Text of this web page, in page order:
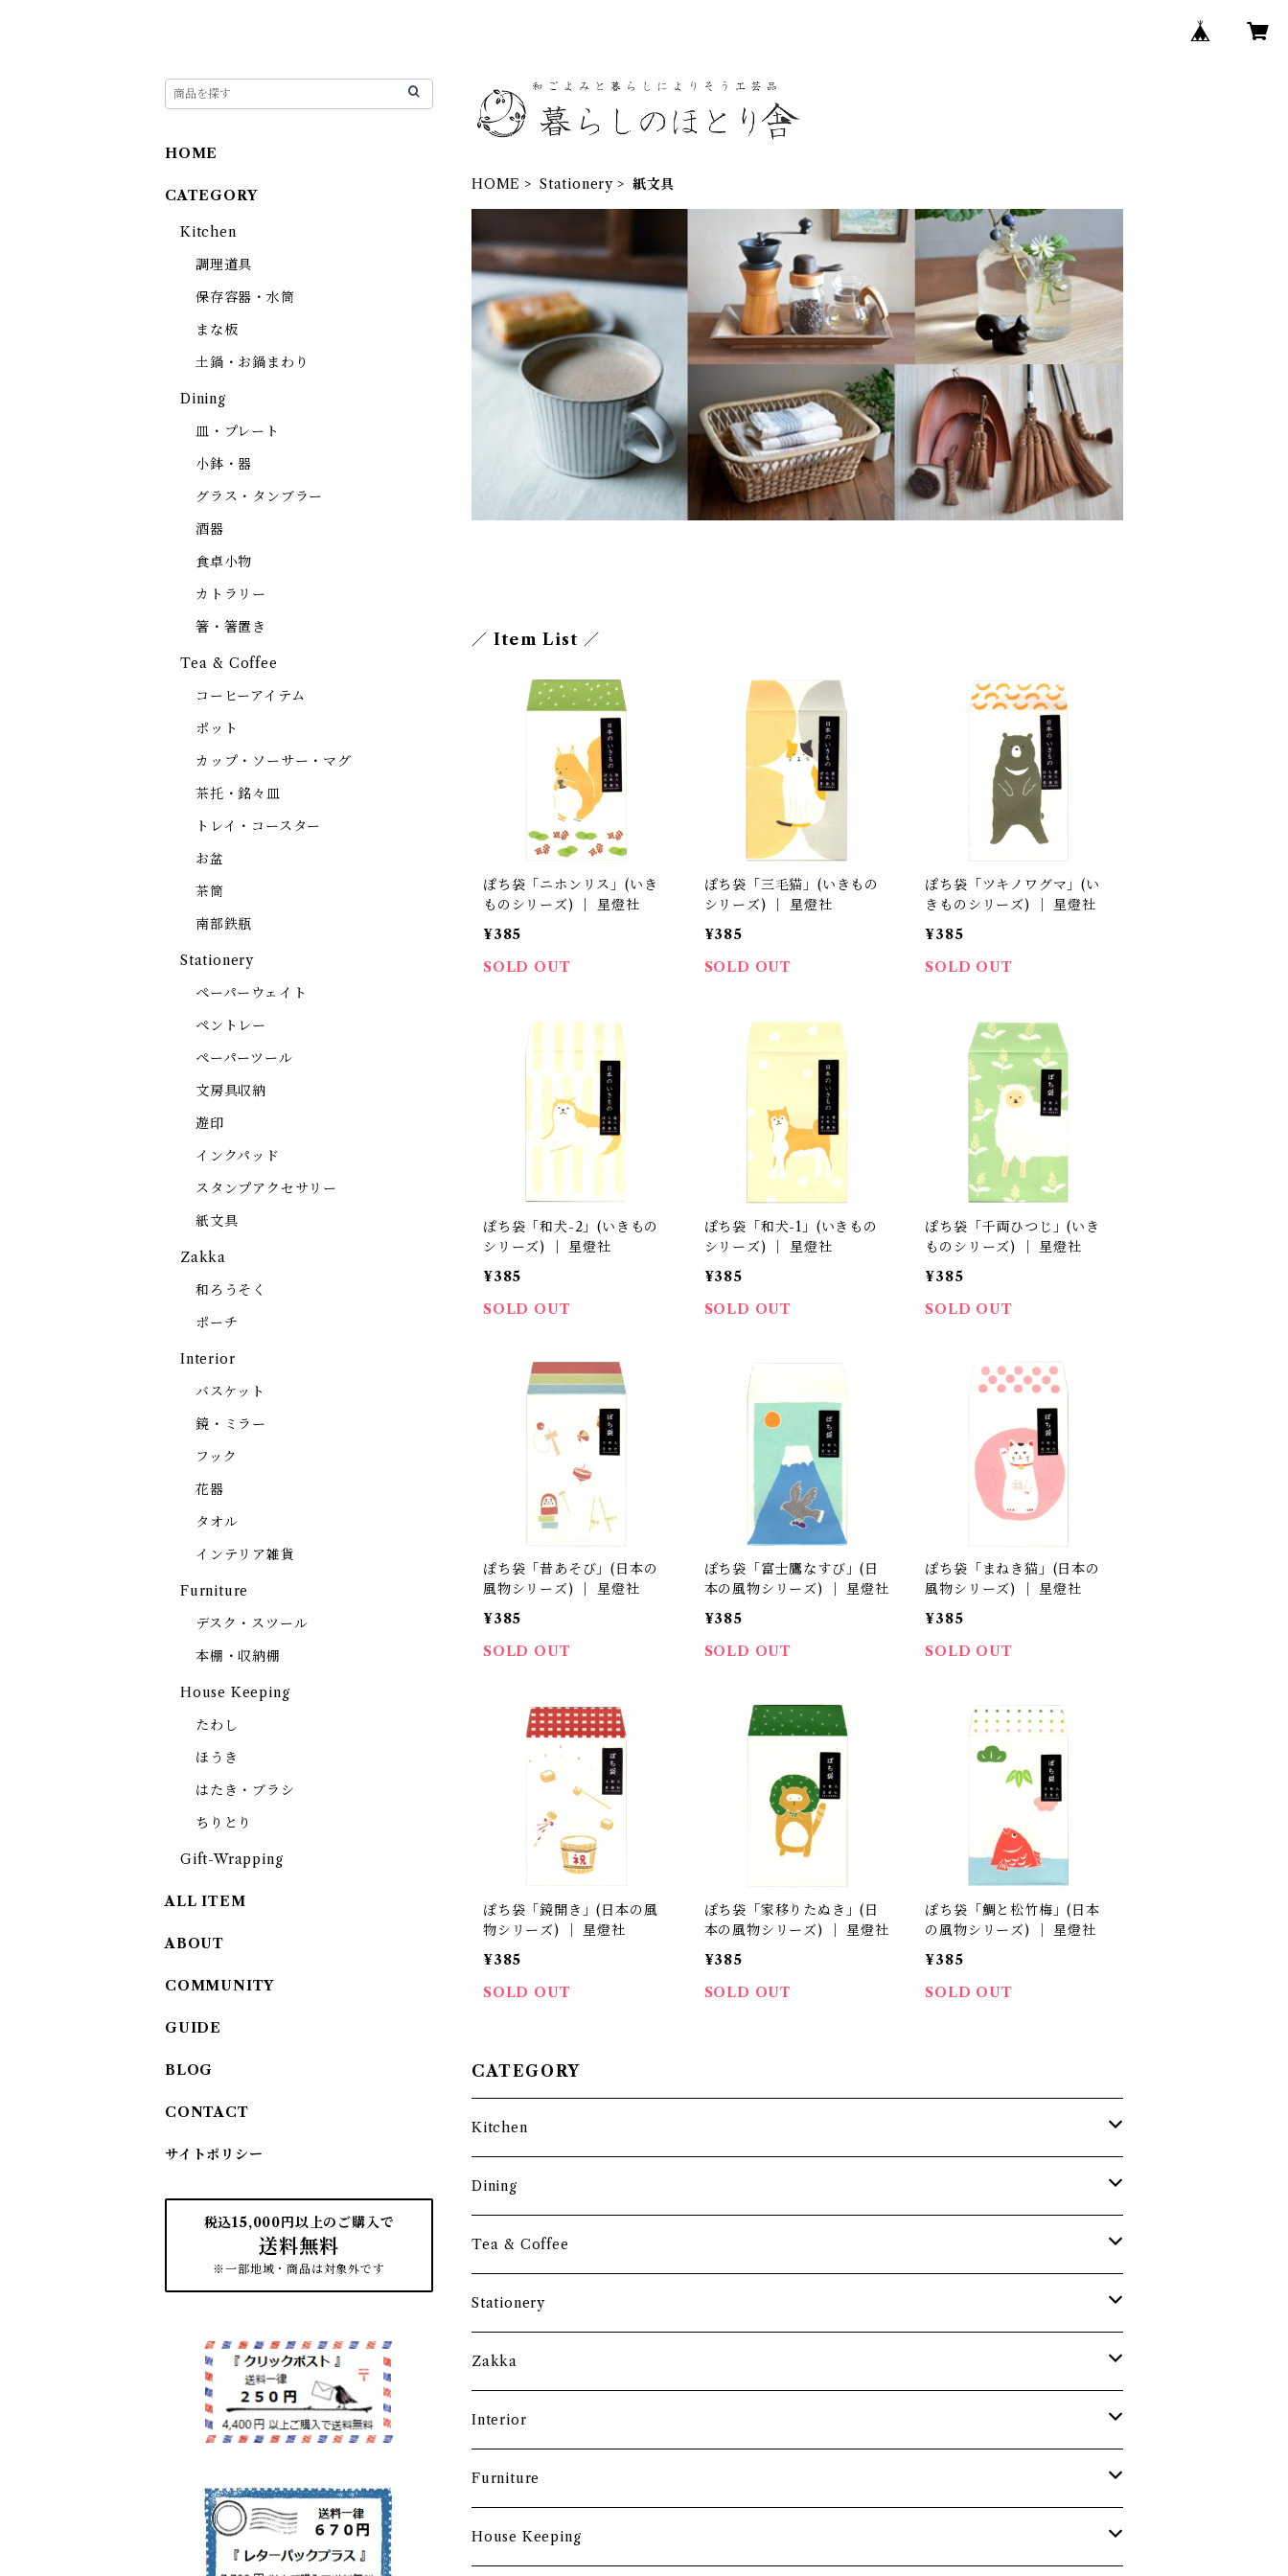
HOME Stationery 紙文具
／ Item List ／
ぽち袋「ニホンリス」(いき
ものシリーズ) ｜ 星燈社
¥385
SOLD OUT
ぽち袋「三毛猫」(いきもの
シリーズ) ｜ 星燈社
¥385
SOLD OUT
ぽち袋「ツキノワグマ」(い
きものシリーズ) ｜ 星燈社
¥385
SOLD OUT
ぽち袋「和犬-2」(いきもの
シリーズ) ｜ 星燈社
¥385
SOLD OUT
ぽち袋「和犬-1」(いきもの
シリーズ) ｜ 星燈社
¥385
SOLD OUT
ぽち袋「千両ひつじ」(いき
ものシリーズ) ｜ 星燈社
¥385
SOLD OUT
ぽち袋「昔あそび」(日本の
風物シリーズ) ｜ 星燈社
¥385
SOLD OUT
ぽち袋「富士鷹なすび」(日
本の風物シリーズ) ｜ 星燈社
¥385
SOLD OUT
ぽち袋「まねき猫」(日本の
風物シリーズ) ｜ 星燈社
¥385
SOLD OUT
ぽち袋「鏡開き」(日本の風
物シリーズ) ｜ 星燈社
¥385
SOLD OUT
ぽち袋「家移りたぬき」(日
本の風物シリーズ) ｜ 星燈社
¥385
SOLD OUT
ぽち袋「鯛と松竹梅」(日本
の風物シリーズ) ｜ 星燈社
¥385
SOLD OUT
CATEGORY
Kitchen
調理道具
保存容器・水筒
まな板
土鍋・お鍋まわり
Dining
皿・プレート
小鉢・器
グラス・タンブラー
酒器
食卓小物
カトラリー
Tea & Coffee
コーヒーアイテム
ポット
カップ・ソーサー・マグ
茶托・銘々皿
トレイ・コースター
Stationery
ペーパーウェイト
ペントレー
ペーパーツール
文房具収納
Zakka
和ろうそく
ポーチ
Interior
バスケット
鏡・ミラー
Furniture
デスク・スツール
House Keeping
HOME
CATEGORY
Kitchen
調理道具
保存容器・水筒
まな板
土鍋・お鍋まわり
Dining
皿・プレート
小鉢・器
グラス・タンブラー
酒器
食卓小物
カトラリー
箸・箸置き
Tea & Coffee
コーヒーアイテム
ポット
カップ・ソーサー・マグ
茶托・銘々皿
トレイ・コースター
お盆
茶筒
南部鉄瓶
Stationery
ペーパーウェイト
ペントレー
ペーパーツール
文房具収納
遊印
インクパッド
スタンプアクセサリー
紙文具
Zakka
和ろうそく
ポーチ
Interior
バスケット
鏡・ミラー
フック
花器
タオル
インテリア雑貨
Furniture
デスク・スツール
本棚・収納棚
House Keeping
たわし
ほうき
はたき・ブラシ
ちりとり
Gift-Wrapping
ALL ITEM
ABOUT
COMMUNITY
GUIDE
BLOG
CONTACT
サイトポリシー
税込15,000円以上のご購入で
送料無料
※一部地域・商品は対象外です